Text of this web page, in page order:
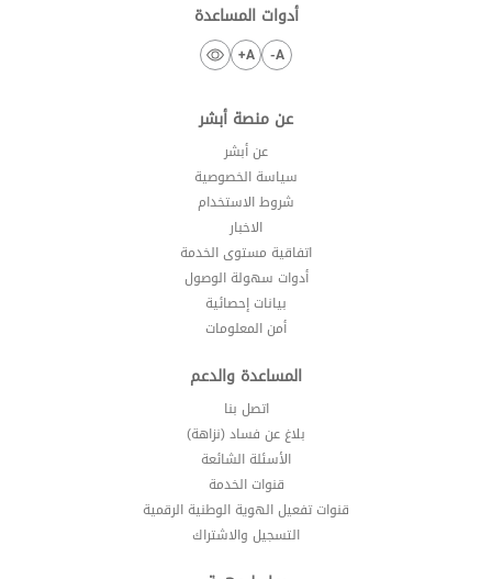
أدوات المساعدة
A-
A+
عن منصة أبشر
عن أبشر
سياسة الخصوصية
شروط الاستخدام
الاخبار
اتفاقية مستوى الخدمة
أدوات سهولة الوصول
بيانات إحصائية
أمن المعلومات
المساعدة والدعم
اتصل بنا
بلاغ عن فساد (نزاهة)
الأسئلة الشائعة
قنوات الخدمة
قنوات تفعيل الهوية الوطنية الرقمية
التسجيل والاشتراك